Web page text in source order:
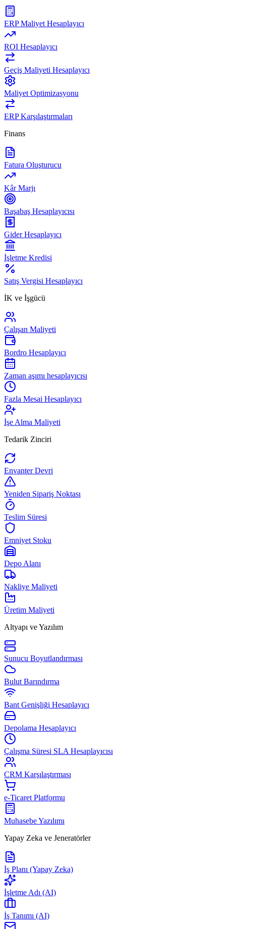
ERP Maliyet Hesaplayıcı
ROI Hesaplayıcı
Geçiş Maliyeti Hesaplayıcı
Maliyet Optimizasyonu
ERP Karşılaştırmaları
Finans
Fatura Oluşturucu
Kâr Marjı
Başabaş Hesaplayıcısı
Gider Hesaplayıcı
İşletme Kredisi
Satış Vergisi Hesaplayıcı
İK ve İşgücü
Çalışan Maliyeti
Bordro Hesaplayıcı
Zaman aşımı hesaplayıcısı
Fazla Mesai Hesaplayıcı
İşe Alma Maliyeti
Tedarik Zinciri
Envanter Devri
Yeniden Sipariş Noktası
Teslim Süresi
Emniyet Stoku
Depo Alanı
Nakliye Maliyeti
Üretim Maliyeti
Altyapı ve Yazılım
Sunucu Boyutlandırması
Bulut Barındırma
Bant Genişliği Hesaplayıcı
Depolama Hesaplayıcı
Çalışma Süresi SLA Hesaplayıcısı
CRM Karşılaştırması
e-Ticaret Platformu
Muhasebe Yazılımı
Yapay Zeka ve Jeneratörler
İş Planı (Yapay Zeka)
İşletme Adı (AI)
İş Tanımı (AI)